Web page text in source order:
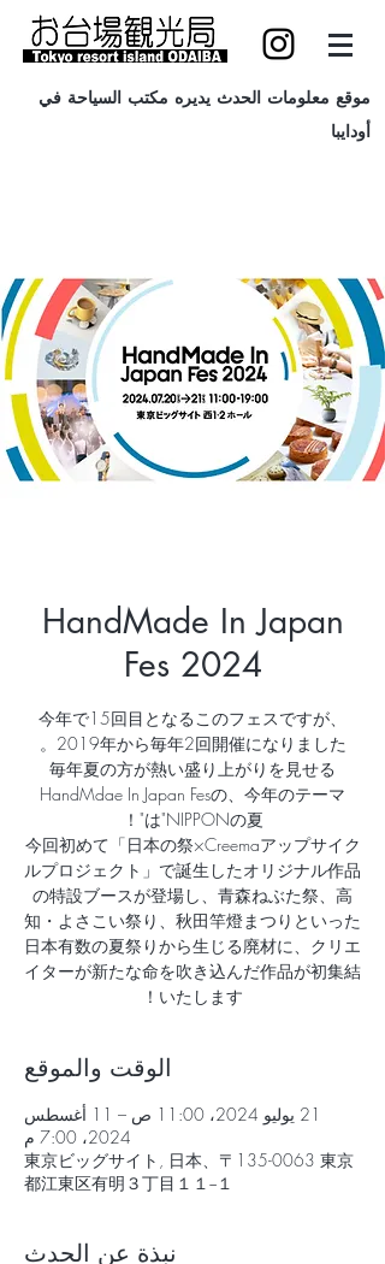
موقع معلومات الحدث يديره مكتب السياحة في
أودايبا
HandMade In Japan
Fes 2024
今年で15回目となるこのフェスですが、
毎年夏の方が熱い盛り上がりを見せる
HandMdae In Japan Fesの、今年のテーマ
今回初めて「日本の祭×Creemaアップサイク
ルプロジェクト」で誕生したオリジナル作品
の特設ブースが登場し、青森ねぶた祭、高
知・よさこい祭り、秋田竿燈まつりといった
日本有数の夏祭りから生じる廃材に、クリエ
イターが新たな命を吹き込んだ作品が初集結
いたします！
الوقت والموقع
21 يوليو 2024، 11:00 ص – 11 أغسطس
2024، 7:00 م
東京ビッグサイト, 日本、〒135-0063 東京
都江東区有明３丁目１１−１
نبذة عن الحدث